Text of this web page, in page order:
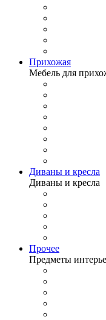
Прихожая
Мебель для
Диваны и кресла
Диваны и кресла
Прочее
Предметы